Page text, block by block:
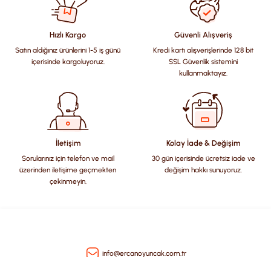
kullanarak tarafımıza iletebilirsiniz.
Görüş ve önerileriniz için teşekkür ederiz.
Ürün resmi kalitesiz, bozuk veya görüntülenemiyor.
Ürün açıklamasında eksik bilgiler bulunuyor.
Ürün bilgilerinde hatalar bulunuyor.
Ürün fiyatı diğer sitelerden daha pahalı.
Bu ürüne benzer farklı alternatifler olmalı.
Hızlı Kargo
Satın aldığınız ürünlerini 1-5 iş günü
içerisinde kargoluyoruz.
Güvenli Alışveriş
Kredi kartı alışverişlerinde 128 bit
SSL Güvenlik sistemini
kullanmaktayız.
İletişim
Sorularınız için telefon ve mail
üzerinden iletişime geçmekten
çekinmeyin.
Kolay İade & Değişim
30 gün içerisinde ücretsiz iade ve
değişim hakkı sunuyoruz.
info@ercanoyuncak.com.tr